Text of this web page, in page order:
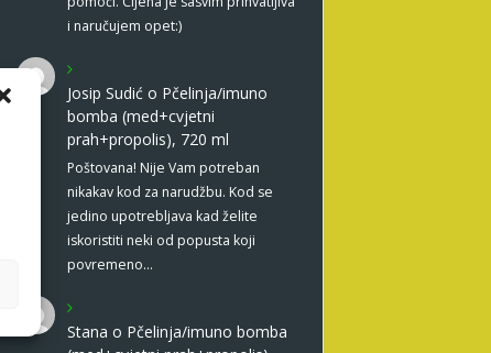
i naručujem opet:)
Josip Sudić o Pčelinja/imuno
bomba (med+cvjetni
prah+propolis), 720 ml
Poštovana! Nije Vam potreban
nikakav kod za narudžbu. Kod se
jedino upotrebljava kad želite
iskoristiti neki od popusta koji
povremeno…
Stana o Pčelinja/imuno bomba